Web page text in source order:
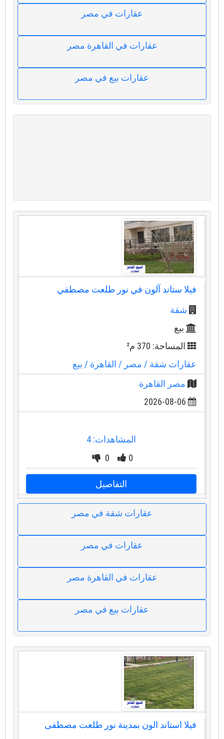
عقارات في مصر
عقارات في القاهرة مصر
عقارات بيع في مصر
فيلا ستاند آلون في نور طلعت مصطفي
شقة
بيع
المساحة: 370 م²
عقارات شقة / مصر / القاهرة/ بيع
مصر القاهرة
2026-08-06
المشاهدات: 4
0
0
التفاصيل
عقارات شقة في مصر
عقارات في مصر
عقارات في القاهرة مصر
عقارات بيع في مصر
فيلا استاند الون بمدينة نور طلعت مصطفى